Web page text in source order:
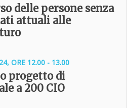
delle persone senza
attuali alle
ORE 12.00 - 13.00
progetto di
a 200 CIO